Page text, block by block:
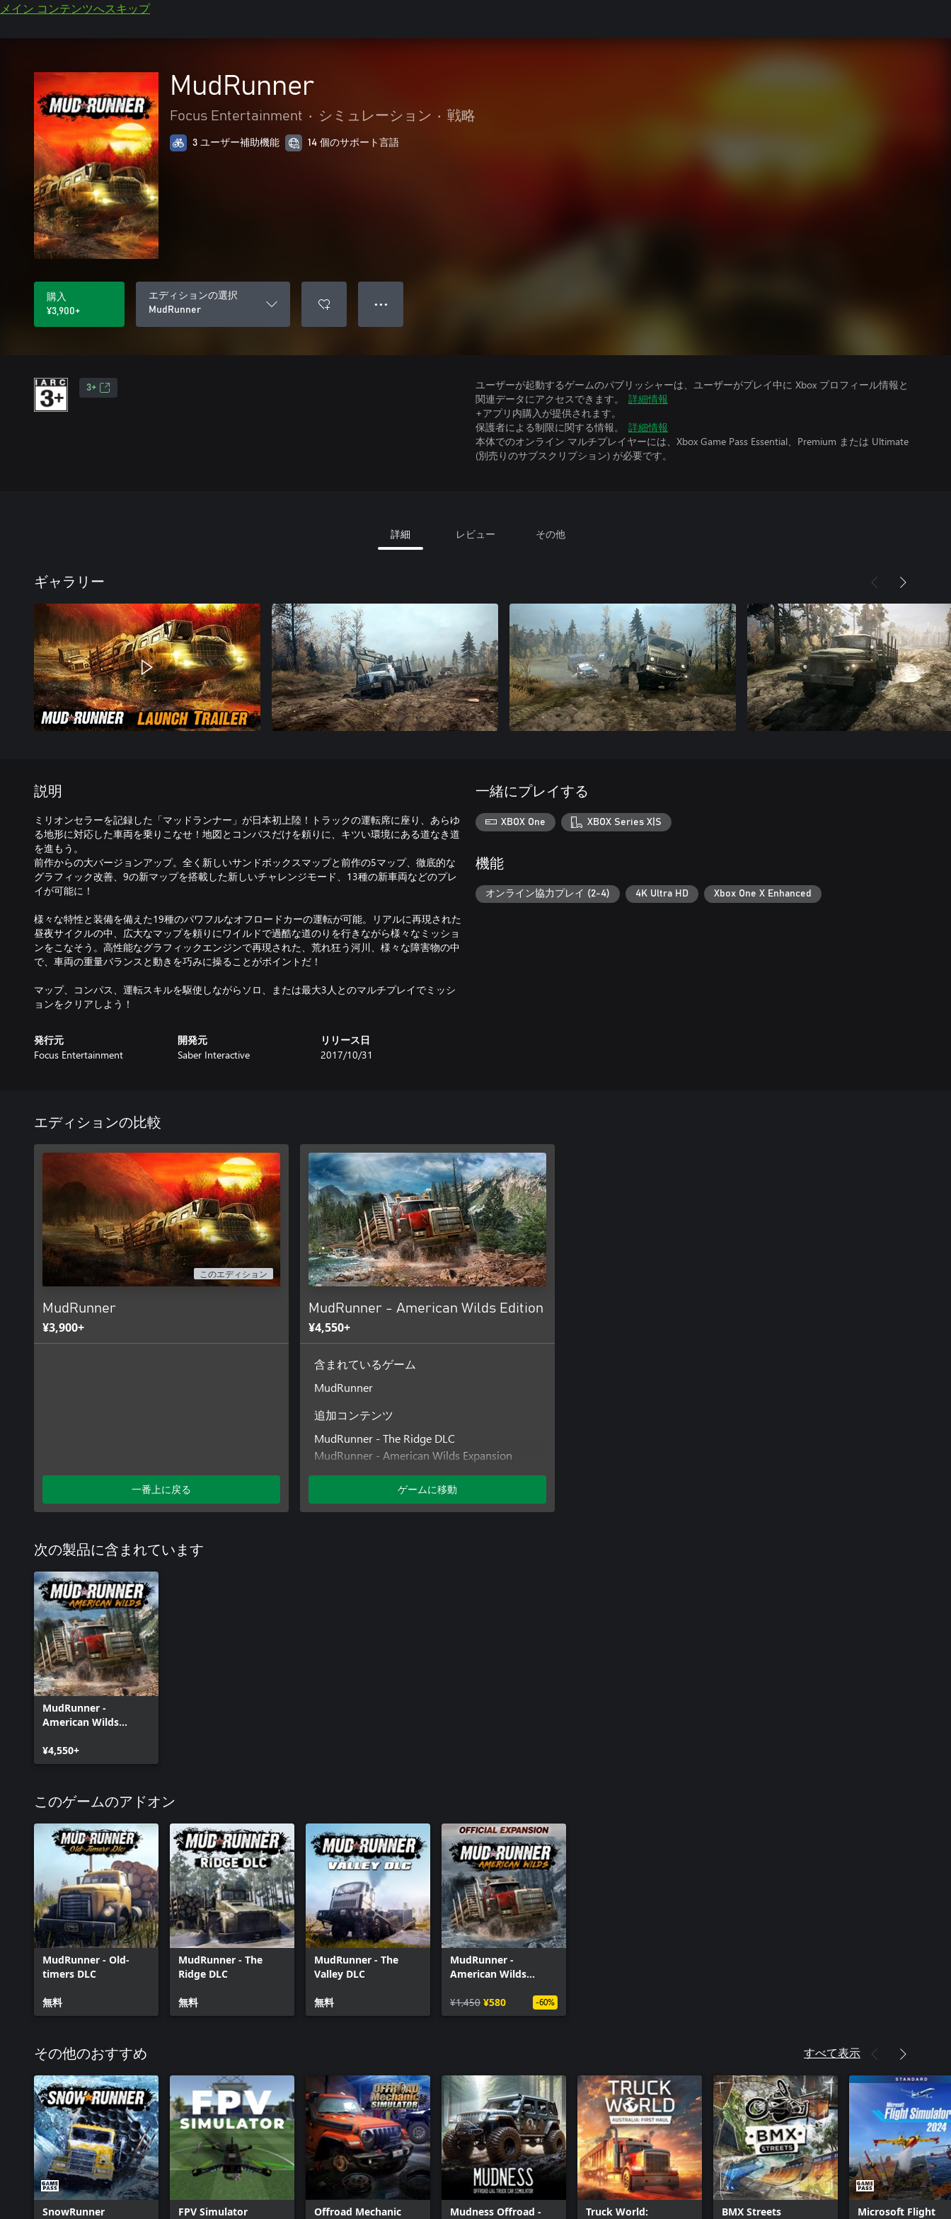
メイン コンテンツへスキップ
MudRunner
Focus Entertainment • シミュレーション • 戦略
3 ユーザー補助機能 14 個のサポート言語
購入
¥3,900+
エディションの選択
MudRunner
● ● ●
3+
ユーザーが起動するゲームのパブリッシャーは、ユーザーがプレイ中に Xbox プロフィール情報と
関連データにアクセスできます。
詳細情報
+アプリ内購入が提供されます。
保護者による制限に関する情報。
詳細情報
本体でのオンライン マルチプレイヤーには、Xbox Game Pass Essential、Premium または Ultimate
(別売りのサブスクリプション) が必要です。
詳細 レビュー その他
ギャラリー
説明
ミリオンセラーを記録した「マッドランナー」が日本初上陸！トラックの運転席に座り、あらゆ
る地形に対応した車両を乗りこなせ！地図とコンパスだけを頼りに、キツい環境にある道なき道
を進もう。
前作からの大バージョンアップ。全く新しいサンドボックスマップと前作の5マップ、徹底的な
グラフィック改善、9の新マップを搭載した新しいチャレンジモード、13種の新車両などのプレ
イが可能に！
様々な特性と装備を備えた19種のパワフルなオフロードカーの運転が可能。リアルに再現された
昼夜サイクルの中、広大なマップを頼りにワイルドで過酷な道のりを行きながら様々なミッショ
ンをこなそう。高性能なグラフィックエンジンで再現された、荒れ狂う河川、様々な障害物の中
で、車両の重量バランスと動きを巧みに操ることがポイントだ！
マップ、コンパス、運転スキルを駆使しながらソロ、または最大3人とのマルチプレイでミッシ
ョンをクリアしよう！
発行元
Focus Entertainment
開発元
Saber Interactive
リリース日
2017/10/31
一緒にプレイする
XBOX One XBOX Series X|S
機能
オンライン協力プレイ (2-4) 4K Ultra HD Xbox One X Enhanced
エディションの比較
このエディション
MudRunner
¥3,900+
一番上に戻る
MudRunner - American Wilds Edition
¥4,550+
含まれているゲーム
MudRunner
追加コンテンツ
MudRunner - The Ridge DLC
MudRunner - American Wilds Expansion
MudRunner - The Valley DLC
ゲームに移動
次の製品に含まれています
MudRunner -
American Wilds
¥4,550+
このゲームのアドオン
MudRunner - Old-
timers DLC
無料
MudRunner - The
Ridge DLC
無料
MudRunner - The
Valley DLC
無料
MudRunner -
American Wilds
¥1,450 ¥580 -60%
その他のおすすめ すべて表示
SnowRunner FPV Simulator Offroad Mechanic Mudness Offroad - Truck World: BMX Streets Microsoft Flight